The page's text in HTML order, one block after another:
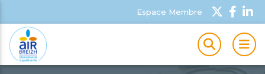
Espace Membre